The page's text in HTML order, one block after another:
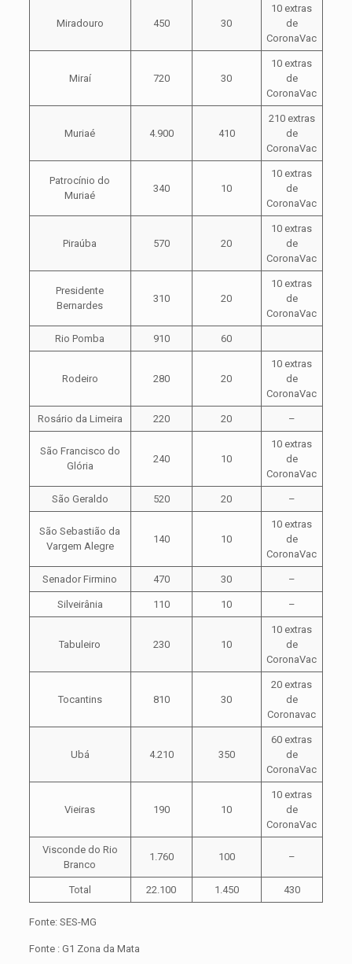
Miradouro 450 30
10 extras
de
CoronaVac
Miraí 720 30
10 extras
de
CoronaVac
Muriaé 4.900 410
210 extras
de
CoronaVac
Patrocínio do
Muriaé
340 10
10 extras
de
CoronaVac
Piraúba 570 20
10 extras
de
CoronaVac
Presidente
Bernardes
310 20
10 extras
de
CoronaVac
Rio Pomba 910 60
Rodeiro 280 20
10 extras
de
CoronaVac
Rosário da Limeira 220 20 –
São Francisco do
Glória
240 10
10 extras
de
CoronaVac
São Geraldo 520 20 –
São Sebastião da
Vargem Alegre
140 10
10 extras
de
CoronaVac
Senador Firmino 470 30 –
Silveirânia 110 10 –
Tabuleiro 230 10
10 extras
de
CoronaVac
Tocantins 810 30
20 extras
de
Coronavac
Ubá 4.210 350
60 extras
de
CoronaVac
Vieiras 190 10
10 extras
de
CoronaVac
Visconde do Rio
Branco
1.760 100 –
Total 22.100 1.450 430
Fonte: SES-MG
Fonte : G1 Zona da Mata